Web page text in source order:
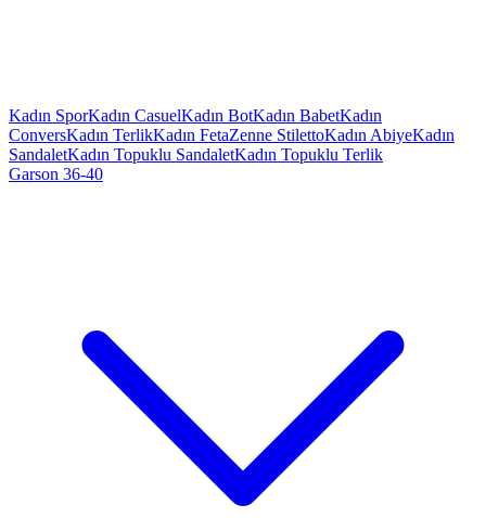
Kadın SporKadın CasuelKadın BotKadın BabetKadın
ConversKadın TerlikKadın FetaZenne StilettoKadın AbiyeKadın
SandaletKadın Topuklu SandaletKadın Topuklu Terlik
Garson 36-40